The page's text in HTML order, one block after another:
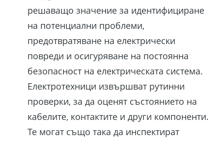
решаващо значение за идентифициране
на потенциални проблеми,
предотвратяване на електрически
повреди и осигуряване на постоянна
безопасност на електрическата система.
Електротехници извършват рутинни
проверки, за да оценят състоянието на
кабелите, контактите и други компоненти.
Те могат също така да инспектират